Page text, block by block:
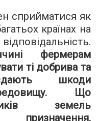
сприйматися як
країнах на
фермерам
ті добрива та
шкоди
Що
земель
призначення,